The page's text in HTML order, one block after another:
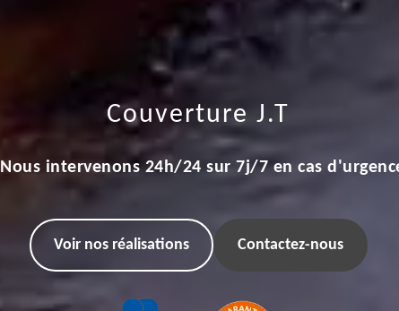
Couverture J.T
Nous intervenons 24h/24 sur 7j/7 en cas
Voir nos réalisations Contactez-nous